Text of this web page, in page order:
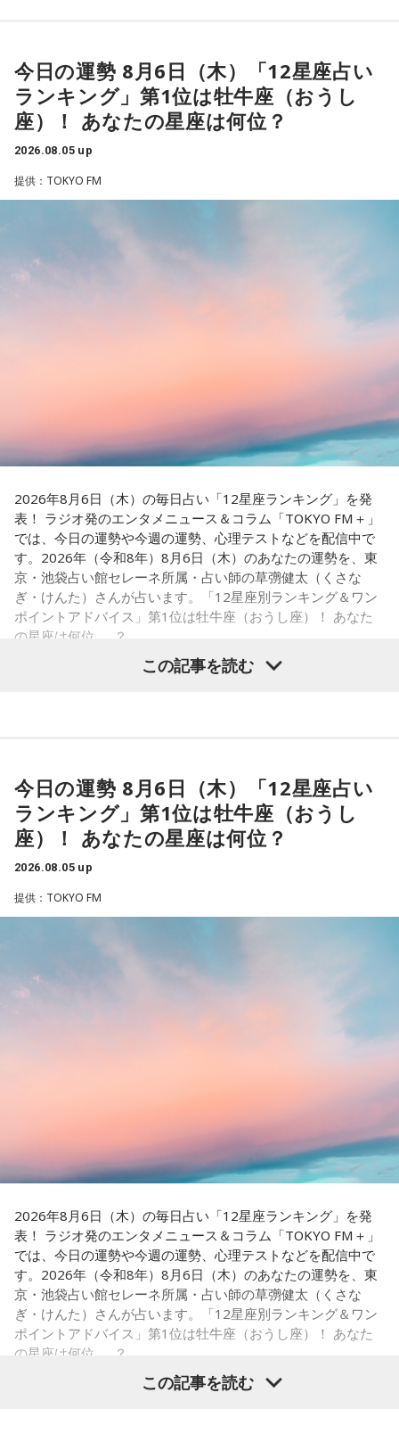
人々は周囲の目を気にし過ぎず、自分らしく生きていると感
じ、「いい大人にならないといけない」という自身の思い込
みが外れたと語りました。
番組のテーマである「手紙」にちなみ、森下さんは、美しい
景色を誰かと共有したいときに手紙を書くことが多いと話し
ます。トーベ・ヤンソンが夏を過ごした群島で、海を眺めな
がら移り変わる風景を手紙にしたためる時間を大切にしてい
最後に森下さんは、「今、想いを伝えたい方」として、大好
きな存在であり、「自分が一番似ている」と感じるムーミン
https://www.tfm.co.jp/post/
番組公式X：@sundayspost1
今日の運勢 8月6日（木）「12星座占い
ランキング」第1位は牡牛座（おうし
座）！ あなたの星座は何位？
2026.08.05 up
提供：TOKYO FM
2026年8月6日（木）の毎日占い「12星座ランキング」を発
表！ ラジオ発のエンタメニュース＆コラム「TOKYO FM＋」
では、今日の運勢や今週の運勢、心理テストなどを配信中で
す。2026年（令和8年）8月6日（木）のあなたの運勢を、東
京・池袋占い館セレーネ所属・占い師の草彅健太（くさな
ぎ・けんた）さんが占います。「12星座別ランキング＆ワン
ポイントアドバイス」第1位は牡牛座（おうし座）！ あなた
の星座は何位……？
まずは動き出すことで流れが一気に加速していくはず。迷っ
ていた新しいスタイルにも思い切って挑戦して。美容院に行
くと運気アップ。
【2位】乙女座（おとめ座）
知的好奇心が幸運を運んでくる日。気になっていた分野の本
受け入れてみると視界がパッと開けそう。葉物が入ったサラ
【3位】山羊座（やぎ座）
時間を使うと、大きな達成感が得られそう。恋愛面でも新鮮
【4位】蟹座（かに座）
人の輪が広がる日。交流会やイベント、SNSでのつながりな
ど、いつもより少し広い世界に飛び込んでみると面白い出会
するのがポイント。ふと空を見上げると、良いアイデアが降
りてくるかも。
【5位】蠍座（さそり座）
人付き合いを丁寧に扱うと良い日。パートナーや仕事相手と
の間に、小さなすれ違いが起きるかも。理想を押しつけず、
相手の話に耳を傾ければ関係がなめらかになるはずです。歯
のケアをいつもより丁寧にすると、気持ちがシャキッとする
この記事を読む
今日の運勢 8月6日（木）「12星座占い
ランキング」第1位は牡牛座（おうし
座）！ あなたの星座は何位？
2026.08.05 up
提供：TOKYO FM
2026年8月6日（木）の毎日占い「12星座ランキング」を発
表！ ラジオ発のエンタメニュース＆コラム「TOKYO FM＋」
では、今日の運勢や今週の運勢、心理テストなどを配信中で
す。2026年（令和8年）8月6日（木）のあなたの運勢を、東
京・池袋占い館セレーネ所属・占い師の草彅健太（くさな
ぎ・けんた）さんが占います。「12星座別ランキング＆ワン
ポイントアドバイス」第1位は牡牛座（おうし座）！ あなた
の星座は何位……？
この記事を読む